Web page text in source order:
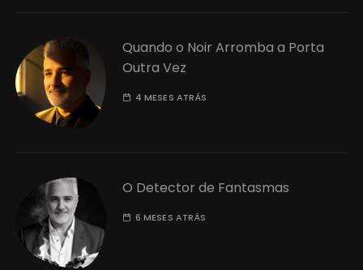
Quando o Noir Arromba a Porta
Outra Vez
4 MESES ATRÁS
O Detector de Fantasmas
6 MESES ATRÁS